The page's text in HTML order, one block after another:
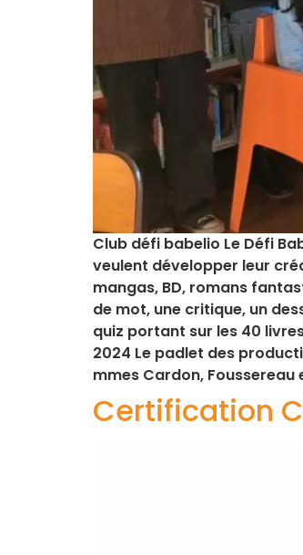
Club défi babelio Le Défi
veulent développer leur
mangas, BD, romans
de mot, une critique, un
quiz portant sur les 40
2024 Le padlet des
mmes Cardon, Foussereau
Certification